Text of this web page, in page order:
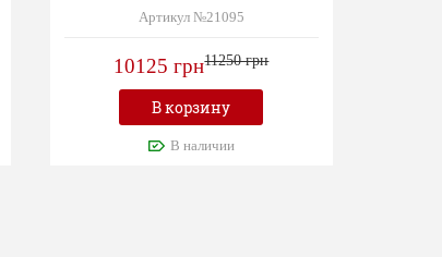
Артикул №21095
10125 грн11250 грн
В корзину
В наличии